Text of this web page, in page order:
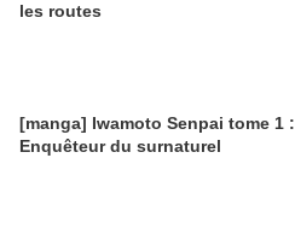
les routes
[manga] Iwamoto Senpai tome 1 :
Enquêteur du surnaturel